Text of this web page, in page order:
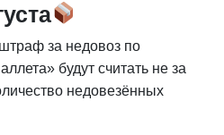
за недовоз по
будут считать не за
недовезённых